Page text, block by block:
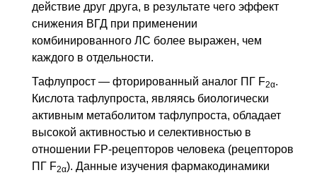
действие друг друга, в результате чего эффект
снижения ВГД при применении
комбинированного ЛС более выражен, чем
каждого в отдельности.
Тафлупрост — фторированный аналог ПГ F2α.
Кислота тафлупроста, являясь биологически
активным метаболитом тафлупроста, обладает
высокой активностью и селективностью в
отношении FP-рецепторов человека (рецепторов
ПГ F2α). Данные изучения фармакодинамики